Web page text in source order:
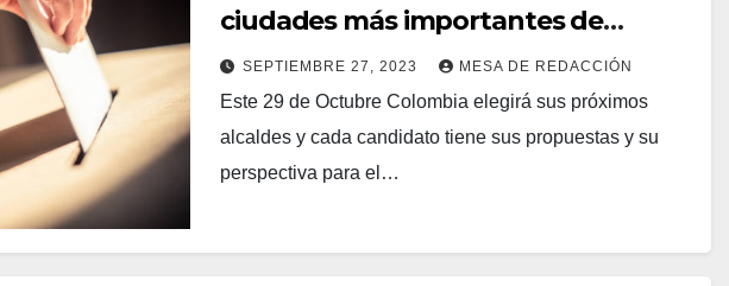
ciudades más importantes de
Colombia
SEPTIEMBRE 27, 2023 MESA DE REDACCIÓN
Este 29 de Octubre Colombia elegirá sus próximos
alcaldes y cada candidato tiene sus propuestas y su
perspectiva para el…